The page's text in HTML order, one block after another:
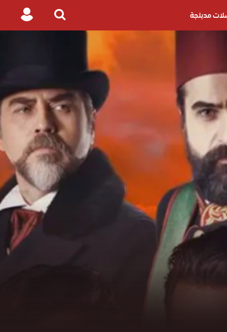
مدبلجة
Search
Login